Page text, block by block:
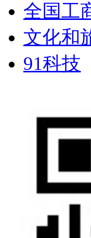
全国工
文化和
91科技